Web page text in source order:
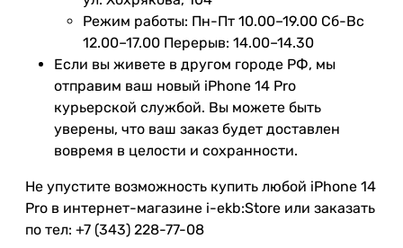
Режим работы: Пн-Пт 10.00–19.00 Сб-Вс
12.00–17.00 Перерыв: 14.00–14.30
Если вы живете в другом городе РФ, мы
отправим ваш новый iPhone 14 Pro
курьерской службой. Вы можете быть
уверены, что ваш заказ будет доставлен
вовремя в целости и сохранности.
Не упустите возможность купить любой iPhone 14
Pro в интернет-магазине i-ekb:Store или заказать
по тел: +7 (343) 228-77-08